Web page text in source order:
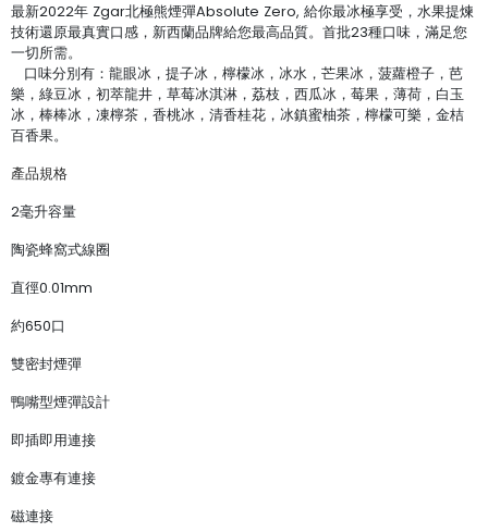
最新2022年 Zgar北極熊煙彈Absolute Zero, 給你最冰極享受，水果提煉
技術還原最真實口感，新西蘭品牌給您最高品質。首批23種口味，滿足您
一切所需。
口味分別有：龍眼冰，提子冰，檸檬冰，冰水，芒果冰，菠蘿橙子，芭
樂，綠豆冰，初萃龍井，草莓冰淇淋，荔枝，西瓜冰，莓果，薄荷，白玉
冰，棒棒冰，凍檸茶，香桃冰，清香桂花，冰鎮蜜柚茶，檸檬可樂，金桔
百香果。
產品規格
2毫升容量
陶瓷蜂窩式線圈
直徑0.01mm
約650口
雙密封煙彈
鴨嘴型煙彈設計
即插即用連接
鍍金專有連接
磁連接